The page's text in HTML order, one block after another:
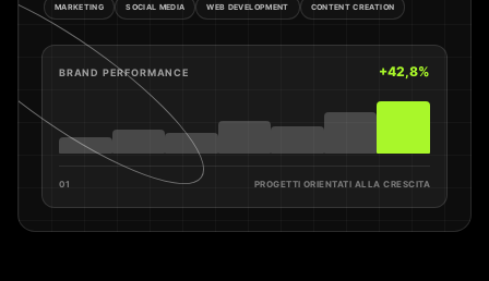
MARKETING SOCIAL MEDIA WEB DEVELOPMENT CONTENT CREATION
BRAND PERFORMANCE +42,8%
01 PROGETTI ORIENTATI ALLA CRESCITA